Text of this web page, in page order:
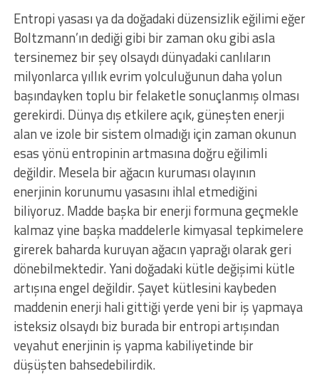
Entropi yasası ya da doğadaki düzensizlik eğilimi eğer
Boltzmann’ın dediği gibi bir zaman oku gibi asla
tersinemez bir şey olsaydı dünyadaki canlıların
milyonlarca yıllık evrim yolculuğunun daha yolun
başındayken toplu bir felaketle sonuçlanmış olması
gerekirdi. Dünya dış etkilere açık, güneşten enerji
alan ve izole bir sistem olmadığı için zaman okunun
esas yönü entropinin artmasına doğru eğilimli
değildir. Mesela bir ağacın kuruması olayının
enerjinin korunumu yasasını ihlal etmediğini
biliyoruz. Madde başka bir enerji formuna geçmekle
kalmaz yine başka maddelerle kimyasal tepkimelere
girerek baharda kuruyan ağacın yaprağı olarak geri
dönebilmektedir. Yani doğadaki kütle değişimi kütle
artışına engel değildir. Şayet kütlesini kaybeden
maddenin enerji hali gittiği yerde yeni bir iş yapmaya
isteksiz olsaydı biz burada bir entropi artışından
veyahut enerjinin iş yapma kabiliyetinde bir
düşüşten bahsedebilirdik.